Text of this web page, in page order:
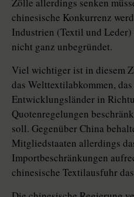
Zölle allerdings senken
chinesische Konkurrenz
Industrien (Textil und
nicht ganz unbegründet.
Viel wichtiger ist in diesem
das Welttextilabkommen,
Entwicklungsländer in
Quotenregelungen
soll. Gegenüber China
Mitgliedstaaten allerdings
Importbeschränkungen
chinesische Textilausfuhr